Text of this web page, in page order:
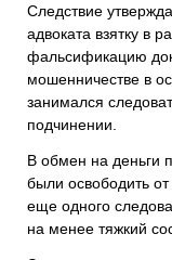
Следствие
адвоката взятку в
фальсификацию
мошенничестве в
занимался
подчинении.
В обмен на деньги
были освободить от
еще одного
на менее тяжкий